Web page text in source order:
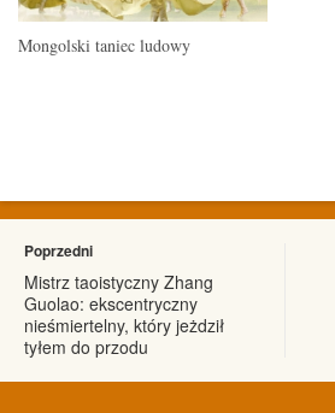
Mongolski taniec ludowy
Poprzedni
Mistrz taoistyczny Zhang
Guolao: ekscentryczny
nieśmiertelny, który jeżdził
tyłem do przodu